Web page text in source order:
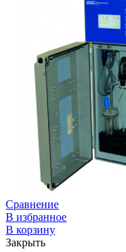
Сравнение
В избранное
В корзину
Закрыть